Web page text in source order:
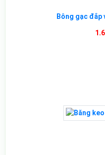
Bông gạc đắp